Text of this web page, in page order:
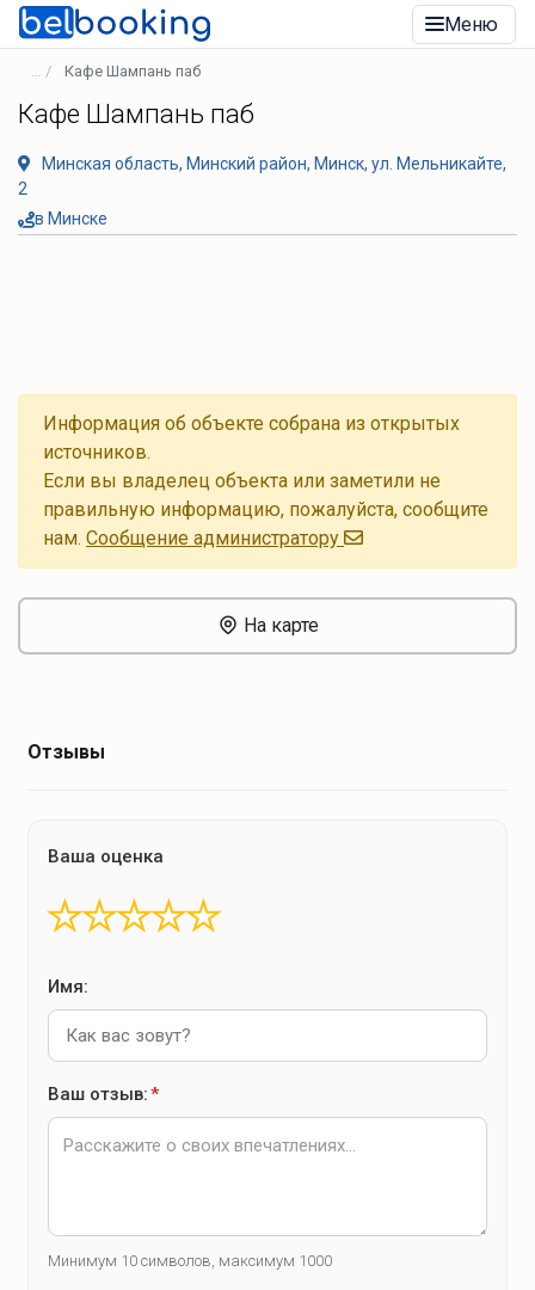
Меню
Кафе Шампань паб
Кафе Шампань паб
Минская область, Минский район, Минск, ул. Мельникайте,
2
в Минске
Информация об объекте собрана из открытых
источников.
Если вы владелец объекта или заметили не
правильную информацию, пожалуйста, сообщите
нам. Cообщение администратору
На карте
Отзывы
Ваша оценка
★
★
★
★
★
Имя:
Ваш отзыв:*
Минимум 10 символов, максимум 1000